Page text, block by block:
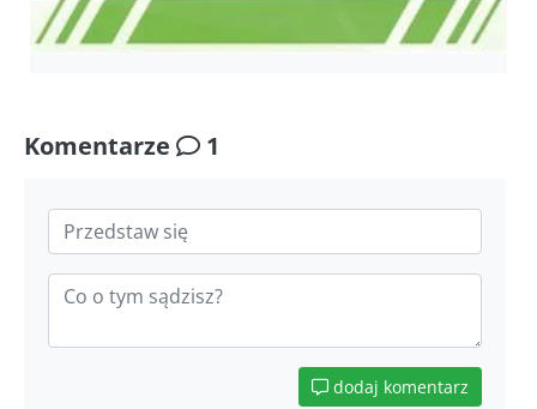
Komentarze 1
dodaj komentarz